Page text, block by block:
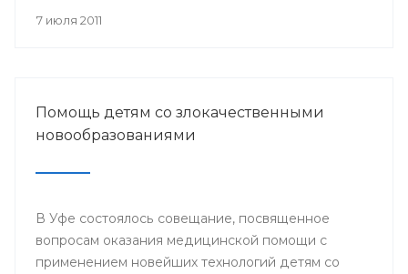
православных ценностей.
7 июля 2011
Помощь детям со злокачественными
новообразованиями
В Уфе состоялось совещание, посвященное
вопросам оказания медицинской помощи с
применением новейших технологий детям со